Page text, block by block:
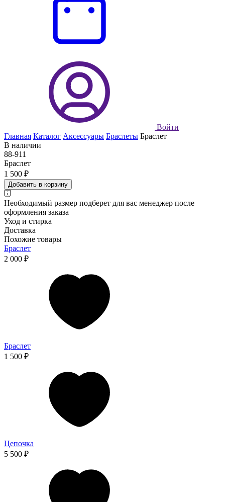
Войти
Главная Каталог Аксессуары Браслеты Браслет
В наличии
88-911
Браслет
1 500 ₽
Добавить в корзину
Необходимый размер подберет для вас менеджер после
оформления заказа
Уход и стирка
Доставка
Похожие товары
Браслет
2 000 ₽
Браслет
1 500 ₽
Цепочка
5 500 ₽